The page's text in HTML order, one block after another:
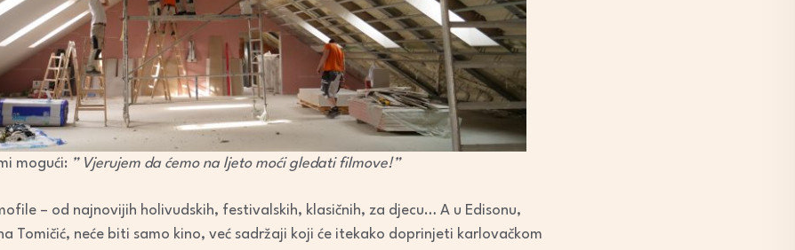
mogući: ” Vjerujem da ćemo na ljeto moći gledati filmove!”
– od najnovijih holivudskih, festivalskih, klasičnih, za djecu… A u Edisonu,
Tomičić, neće biti samo kino, već sadržaji koji će itekako doprinjeti karlovačkom